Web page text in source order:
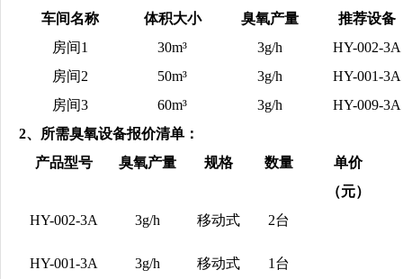
车间名称
体积大小 臭氧产量
推荐设备
房间1
30m³ 3g/h HY-002-3A
房间2
50m³ 3g/h HY-001-3A
房间3
60m³ 3g/h
HY-009-3A
2、所需臭氧设备报价清单：
产品型号
臭氧产量 规格 数量
单价
（元）
HY-002-3A 3g/h 移动式 2台
HY-001-3A 3g/h 移动式 1 台